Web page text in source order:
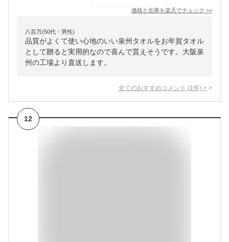
価格と在庫を楽天でチェック >>
八百万(50代・男性)
品質がよくて使い心地のいい泉州タオルをお年賀タオル
として贈ると実用的なので喜んで貰えそうです。大阪泉
州の工場より直送します。
全てのおすすめコメント (1 件) >
12